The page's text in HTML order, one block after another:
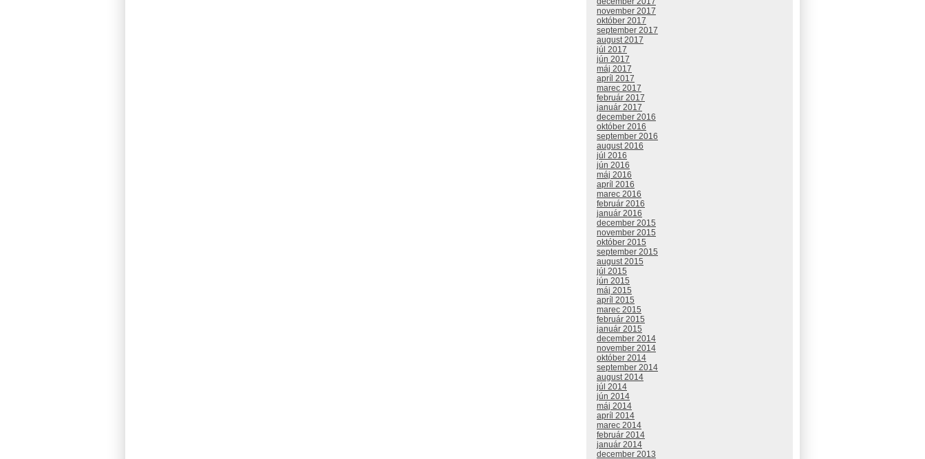
november 2017
október 2017
september 2017
august 2017
júl 2017
jún 2017
máj 2017
apríl 2017
marec 2017
február 2017
január 2017
december 2016
október 2016
september 2016
august 2016
júl 2016
jún 2016
máj 2016
apríl 2016
marec 2016
február 2016
január 2016
december 2015
november 2015
október 2015
september 2015
august 2015
júl 2015
jún 2015
máj 2015
apríl 2015
marec 2015
február 2015
január 2015
december 2014
november 2014
október 2014
september 2014
august 2014
júl 2014
jún 2014
máj 2014
apríl 2014
marec 2014
február 2014
január 2014
december 2013